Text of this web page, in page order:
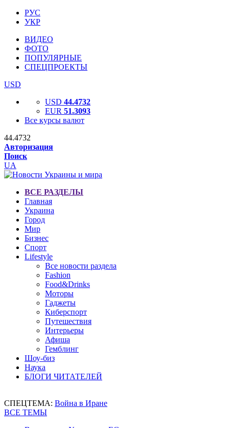
РУС
УКР
ВИДЕО
ФОТО
ПОПУЛЯРНЫЕ
СПЕЦПРОЕКТЫ
USD
USD 44.4732
EUR 51.3093
Все курсы валют
44.4732
Авторизация
Поиск
UA
ВСЕ РАЗДЕЛЫ
Главная
Украина
Город
Мир
Бизнес
Спорт
Lifestyle
Все новости раздела
Fashion
Food&Drinks
Моторы
Гаджеты
Киберспорт
Путешествия
Интерьеры
Афиша
Гемблинг
Шоу-биз
Наука
БЛОГИ ЧИТАТЕЛЕЙ
СПЕЦТЕМА: Война в Иране
ВСЕ ТЕМЫ